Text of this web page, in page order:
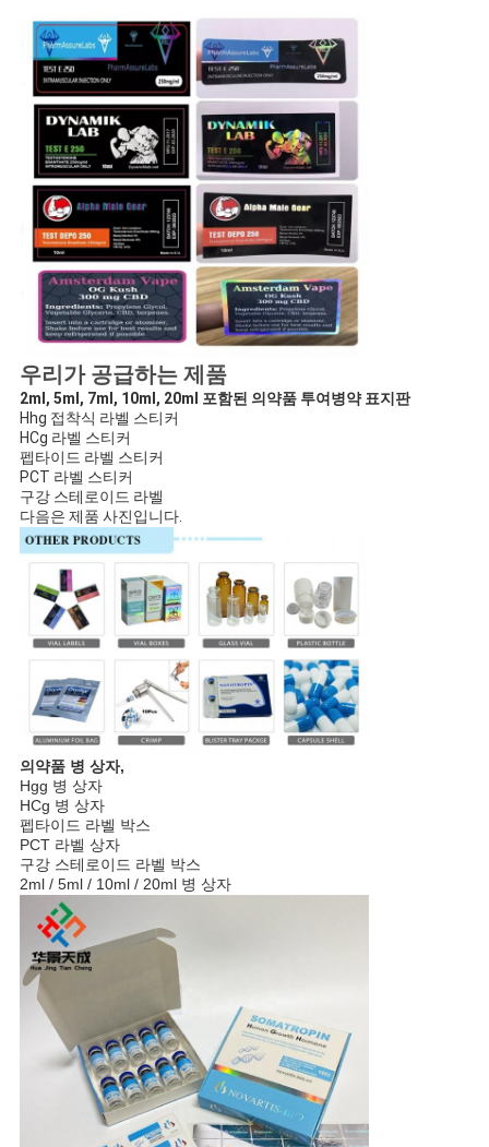
우리가 공급하는 제품
2ml, 5ml, 7ml, 10ml, 20ml 포함된 의약품 투여병약 표지판
Hhg 접착식 라벨 스티커
HCg 라벨 스티커
펩타이드 라벨 스티커
PCT 라벨 스티커
구강 스테로이드 라벨
다음은 제품 사진입니다.
의약품 병 상자,
Hgg 병 상자
HCg 병 상자
펩타이드 라벨 박스
PCT 라벨 상자
구강 스테로이드 라벨 박스
2ml / 5ml / 10ml / 20ml 병 상자